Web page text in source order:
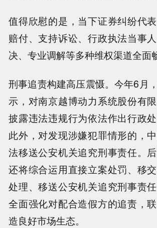
值得欣慰的是，当下证券纠纷代
赔付、支持诉讼、行政执法当事
决、专业调解等多种维权渠道全面
刑事追责构建高压震慑。今年6月
示，对南京越博动力系统股份有
披露违法违规行为依法作出行政处
此外，对发现涉嫌犯罪情形的，
法移送公安机关追究刑事责任。
还将综合运用直接立案处罚、移
处理、移送公安机关追究刑事责
全面强化对配合造假方的追责，
造良好市场生态。